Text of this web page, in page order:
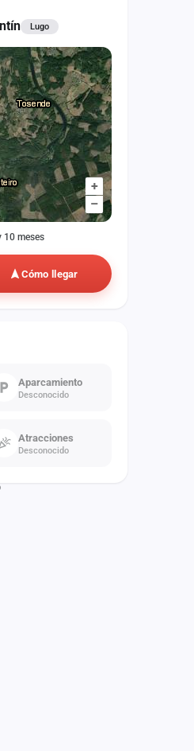
Lugo
+
–
10 meses
Cómo llegar
Aparcamiento
Desconocido
Atracciones
Desconocido